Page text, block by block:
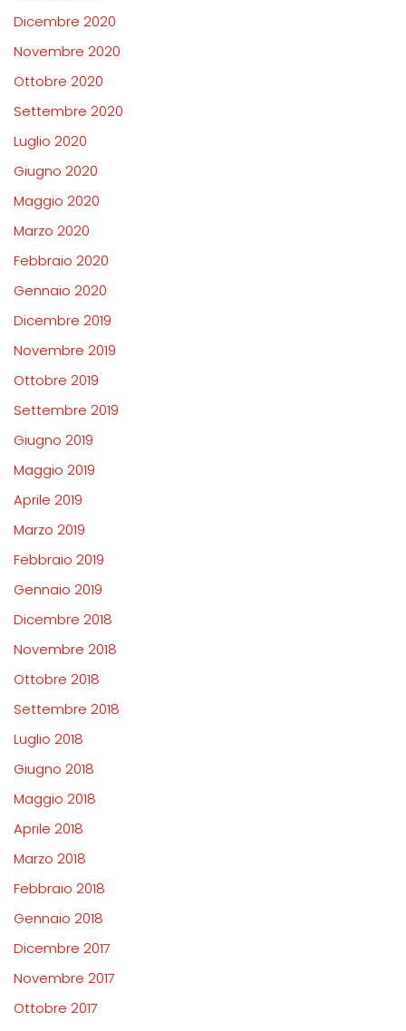
Dicembre 2020
Novembre 2020
Ottobre 2020
Settembre 2020
Luglio 2020
Giugno 2020
Maggio 2020
Marzo 2020
Febbraio 2020
Gennaio 2020
Dicembre 2019
Novembre 2019
Ottobre 2019
Settembre 2019
Giugno 2019
Maggio 2019
Aprile 2019
Marzo 2019
Febbraio 2019
Gennaio 2019
Dicembre 2018
Novembre 2018
Ottobre 2018
Settembre 2018
Luglio 2018
Giugno 2018
Maggio 2018
Aprile 2018
Marzo 2018
Febbraio 2018
Gennaio 2018
Dicembre 2017
Novembre 2017
Ottobre 2017